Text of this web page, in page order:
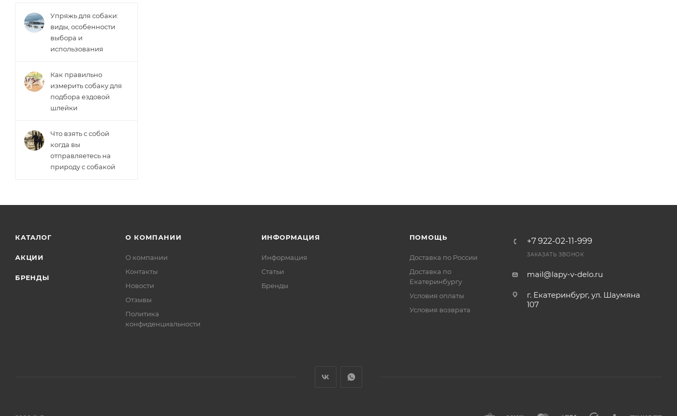
Упряжь для собаки:
виды, особенности
выбора и
использования
Как правильно
измерить собаку для
подбора ездовой
шлейки
Что взять с собой
когда вы
отправляетесь на
природу с собакой
КАТАЛОГ
АКЦИИ
БРЕНДЫ
О КОМПАНИИ
О компании
Контакты
Новости
Отзывы
Политика
конфиденциальности
ИНФОРМАЦИЯ
Информация
Статьи
Бренды
ПОМОЩЬ
Доставка по России
Доставка по
Екатеринбургу
Условия оплаты
Условия возврата
+7 922-02-11-999
ЗАКАЗАТЬ ЗВОНОК
mail@lapy-v-delo.ru
г. Екатеринбург, ул. Шаумяна
107